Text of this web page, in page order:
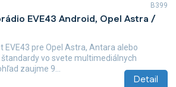
EVE43 Android, Opel Astra /
Detail
EVE43 pre Opel Astra, Antara alebo
vo svete multimediálnych
zaujme 9...
B399